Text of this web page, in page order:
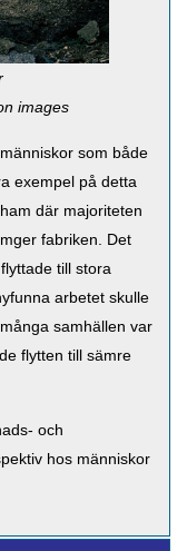
images
som både
exempel på detta
där majoriteten
fabriken. Det
till stora
arbetet skulle
samhällen var
flytten till sämre
och
hos människor